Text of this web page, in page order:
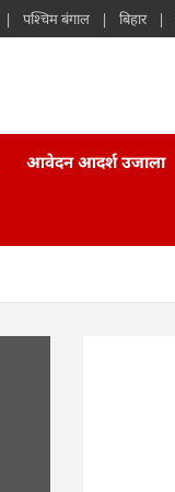
पश्चिम बंगाल बिहार
आवेदन आदर्श उजाला